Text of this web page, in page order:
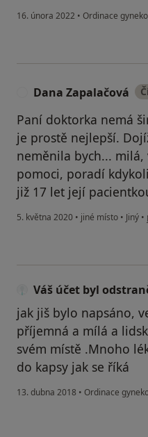
16. února 2022 • Ordinace
Dana Zapalačová
Paní doktorka nemá
je prostě nejlepší.
neměnila bych...
pomoci, poradí
již 17 let její
5. května 2020 • jiné místo • Jiný •
Váš účet byl
jak jiš bylo napsáno,
příjemná a mílá a
svém místě .Mnoho
do kapsy jak se říká
13. dubna 2018 • Ordinace